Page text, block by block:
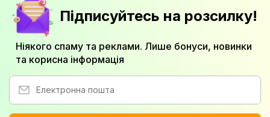
Підписуйтесь на розсилку!
Ніякого спаму та реклами. Лише бонуси, новинки
та корисна інформація